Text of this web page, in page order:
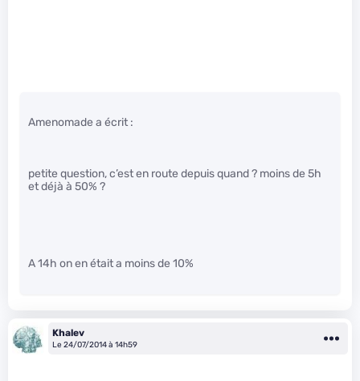
Amenomade a écrit :
petite question, c’est en route depuis quand ? moins de 5h
et déjà à 50% ?
A 14h on en était a moins de 10%
Khalev
Le 24/07/2014 à 14h59